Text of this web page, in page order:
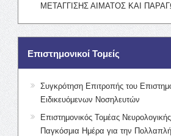
ΜΕΤΑΓΓΙΣΗΣ ΑΙΜΑΤΟΣ ΚΑΙ
Επιστημονικοί Τομείς
Συγκρότηση Επιτροπής του
Ειδικευόμενων Νοσηλευτών
Επιστημονικός Τομέας
Παγκόσμια Ημέρα για την